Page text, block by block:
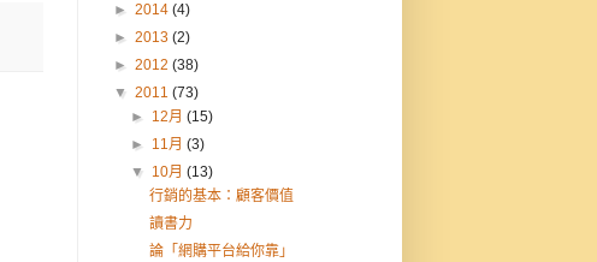
► 2014 (4)
► 2013 (2)
► 2012 (38)
▼ 2011 (73)
► 12月(15)
► 11月(3)
▼ 10月(13)
行銷的基本：顧客價值
讀書力
論「網購平台給你靠」